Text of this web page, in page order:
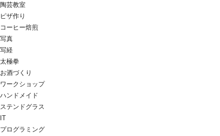
陶芸教室
ピザ作り
コーヒー焙煎
写真
写経
太極拳
お酒づくり
ワークショップ
ハンドメイド
ステンドグラス
IT
プログラミング